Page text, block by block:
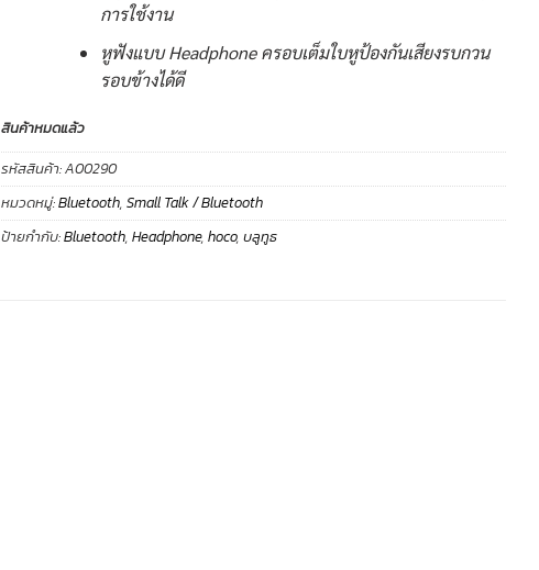
การใช้งาน
หูฟังแบบ Headphone ครอบเต็มใบหูป้องกันเสียงรบกวน
รอบข้างได้ดี
สินค้าหมดแล้ว
รหัสสินค้า:A00290
หมวดหมู่:Bluetooth, Small Talk / Bluetooth
ป้ายกำกับ:Bluetooth, Headphone, hoco, บลูทูธ